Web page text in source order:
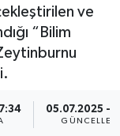
ve
“Bilim
05.07.2025 -